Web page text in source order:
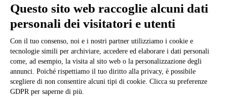
Ufficio Relazioni con il Pubblico
Dichiarazione di accessibilità
Obiettivi di accessibilità
Gestione consensi cookie
Amministrazione trasparente
Pagina visualizzata
2103 volte
Sezione Copyright
Questo sito web raccoglie alcuni dati
personali dei visitatori e utenti
Con il tuo consenso, noi e i nostri partner utilizziamo i cookie e
tecnologie simili per archiviare, accedere ed elaborare i dati personali
come, ad esempio, la visita al sito web o la personalizzazione degli
annunci. Poiché rispettiamo il tuo diritto alla privacy, è possibile
scegliere di non consentire alcuni tipi di cookie. Clicca su preferenze
GDPR per saperne di più.